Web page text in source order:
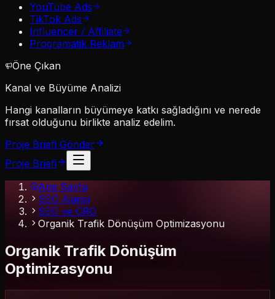
YouTube Ads
TikTok Ads
Influencer / Affiliate
Programatik Reklam
Öne Çıkan
Kanal ve Büyüme Analizi
Hangi kanalların büyümeye katkı sağladığını ve nerede
fırsat olduğunu birlikte analiz edelim.
Proje Briefi Gönder
Proje Briefi
Ana Sayfa
SEO Ajansı
SEO ve CRO
Organik Trafik Dönüşüm Optimizasyonu
Organik Trafik Dönüşüm
Optimizasyonu